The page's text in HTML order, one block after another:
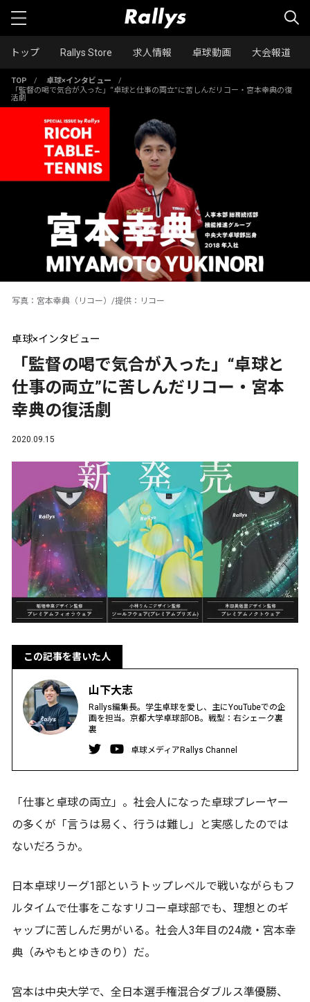
トップ Rallys Store 求人情報 卓球動画 大会報道
TOP / 卓球×インタビュー
/
「監督の喝で気合が入った」“卓球と仕事の両立”に苦しんだリコー・宮本幸典の復
活劇
写真：宮本幸典（リコー）/提供：リコー
卓球×インタビュー
「監督の喝で気合が入った」“卓球と
仕事の両立”に苦しんだリコー・宮本
幸典の復活劇
2020.09.15
この記事を書いた人
山下大志
Rallys編集長。学生卓球を愛し、主にYouTubeでの企
画を担当。京都大学卓球部OB。戦型：右シェーク裏
裏
卓球メディアRallys Channel
「仕事と卓球の両立」。社会人になった卓球プレーヤー
の多くが「言うは易く、行うは難し」と実感したのでは
ないだろうか。
日本卓球リーグ1部というトップレベルで戦いながらもフ
ルタイムで仕事をこなすリコー卓球部でも、理想とのギ
ャップに苦しんだ男がいる。社会人3年目の24歳・宮本幸
典（みやもとゆきのり）だ。
宮本は中央大学で、全日本選手権混合ダブルス準優勝、